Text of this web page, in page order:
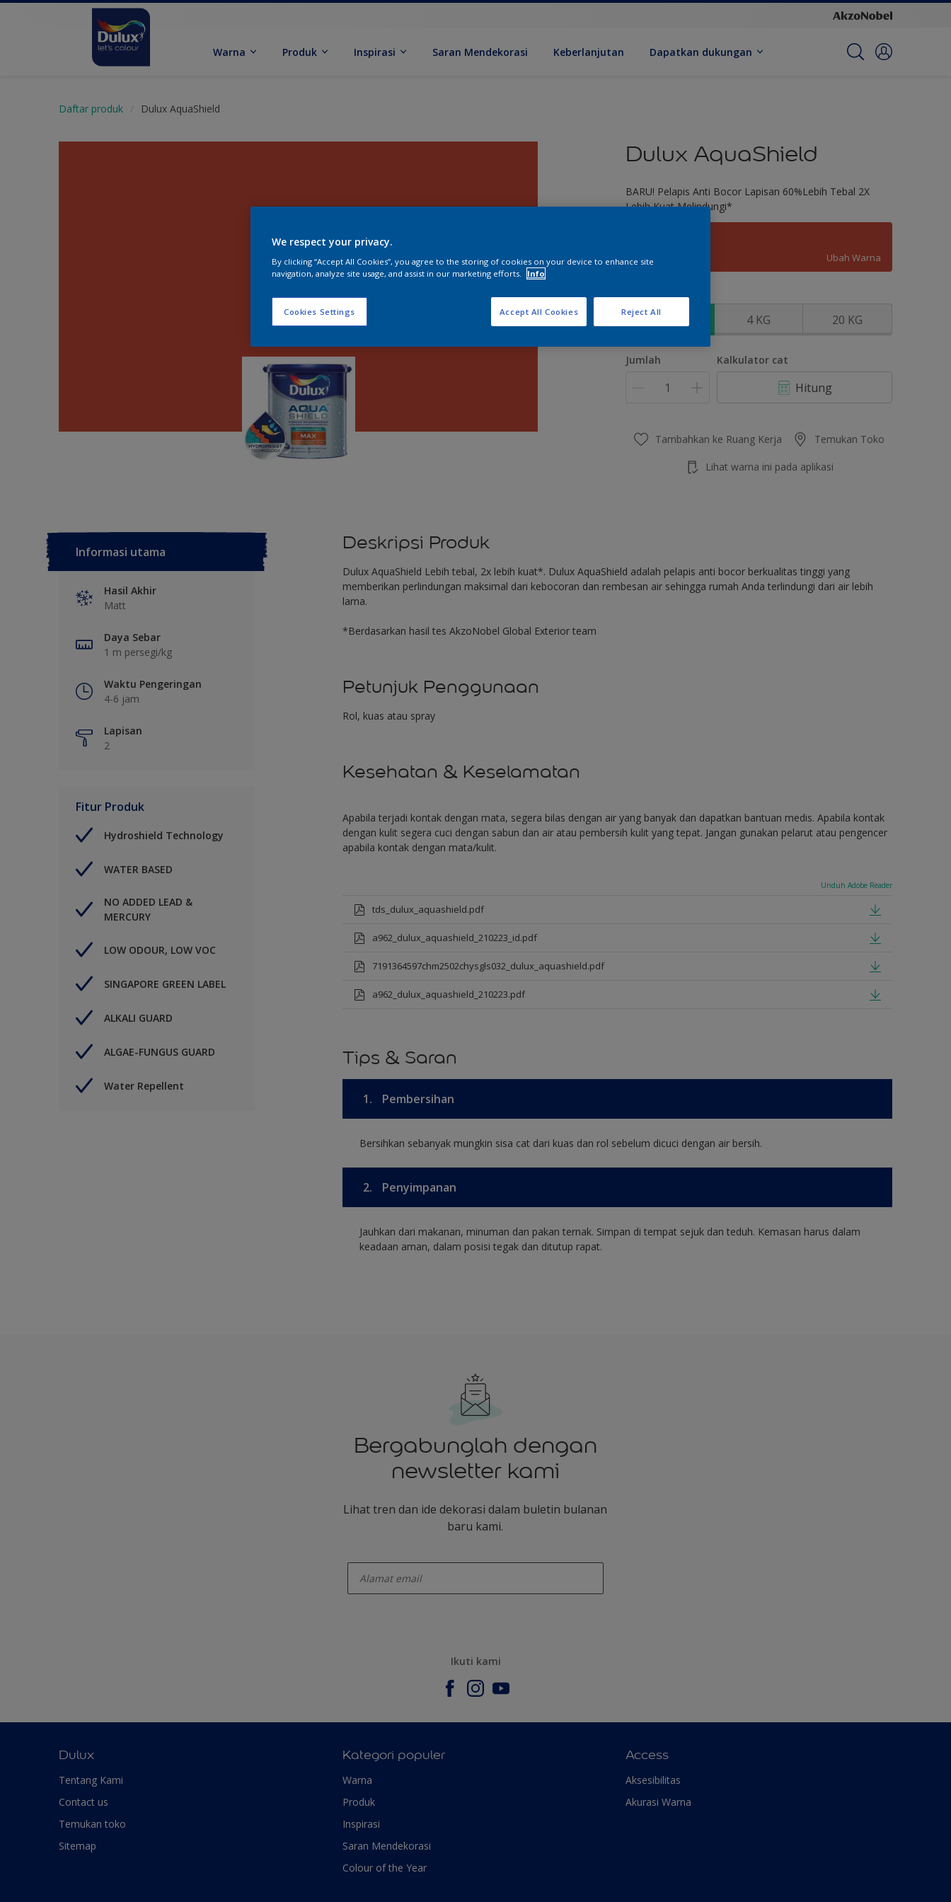
Warna Produk Inspirasi Saran Mendekorasi Keberlanjutan Dapatkan dukungan
Daftar produk Dulux AquaShield
Dulux AquaShield
BARU! Pelapis Anti Bocor Lapisan 60%Lebih Tebal 2X
Lebih Kuat Melindungi*
Ubah Warna
Ukuran
1 KG 4 KG 20 KG
Jumlah Kalkulator cat
Hitung
Tambahkan ke Ruang Kerja Temukan Toko
Lihat warna ini pada aplikasi
Informasi utama
Hasil Akhir
Matt
Daya Sebar
1 m persegi/kg
Waktu Pengeringan
4-6 jam
Lapisan
2
Fitur Produk
Hydroshield Technology
WATER BASED
NO ADDED LEAD &
MERCURY
LOW ODOUR, LOW VOC
SINGAPORE GREEN LABEL
ALKALI GUARD
ALGAE-FUNGUS GUARD
Water Repellent
Deskripsi Produk
Dulux AquaShield Lebih tebal, 2x lebih kuat*. Dulux AquaShield adalah pelapis anti bocor berkualitas tinggi yang
memberikan perlindungan maksimal dari kebocoran dan rembesan air sehingga rumah Anda terlindungi dari air lebih
lama.
*Berdasarkan hasil tes AkzoNobel Global Exterior team
Petunjuk Penggunaan
Rol, kuas atau spray
Kesehatan & Keselamatan
Apabila terjadi kontak dengan mata, segera bilas dengan air yang banyak dan dapatkan bantuan medis. Apabila kontak
dengan kulit segera cuci dengan sabun dan air atau pembersih kulit yang tepat. Jangan gunakan pelarut atau pengencer
apabila kontak dengan mata/kulit.
Unduh Adobe Reader
tds_dulux_aquashield.pdf
a962_dulux_aquashield_210223_id.pdf
7191364597chm2502chysgls032_dulux_aquashield.pdf
a962_dulux_aquashield_210223.pdf
Tips & Saran
1. Pembersihan
Bersihkan sebanyak mungkin sisa cat dari kuas dan rol sebelum dicuci dengan air bersih.
2. Penyimpanan
Jauhkan dari makanan, minuman dan pakan ternak. Simpan di tempat sejuk dan teduh. Kemasan harus dalam
keadaan aman, dalam posisi tegak dan ditutup rapat.
Bergabunglah dengan
newsletter kami
Lihat tren dan ide dekorasi dalam buletin bulanan
baru kami.
Ikuti kami
Dulux
Tentang Kami
Contact us
Temukan toko
Sitemap
Kategori populer
Warna
Produk
Inspirasi
Saran Mendekorasi
Colour of the Year
Access
Aksesibilitas
Akurasi Warna
We respect your privacy.
By clicking “Accept All Cookies”, you agree to the storing of cookies on your device to enhance site
navigation, analyze site usage, and assist in our marketing efforts.
Info
Cookies Settings Reject All
Accept All Cookies